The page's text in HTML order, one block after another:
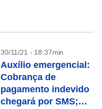
30/11/21 - 18:37min
Auxílio emergencial:
Cobrança de
pagamento indevido
chegará por SMS;